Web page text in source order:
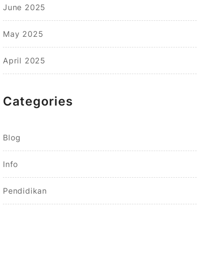
June 2025
May 2025
April 2025
Categories
Blog
Info
Pendidikan